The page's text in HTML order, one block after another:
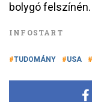
bolygó felszínén.
INFOSTART
TUDOMÁNY USA